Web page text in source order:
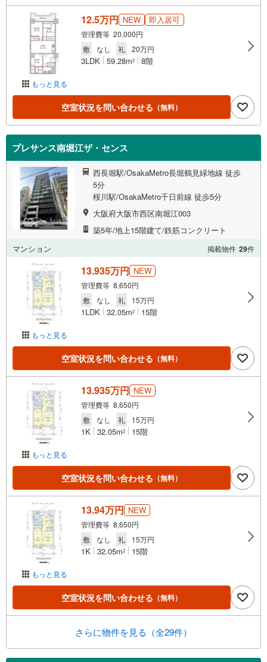
もっと見る
12.5万円 NEW 即入居可
管理費等 20,000円
敷
なし 礼 20万円
3LDK 59.28m2 8階
空室状況を問い合わせる （無料）
プレサンス南堀江ザ・センス
西長堀駅/OsakaMetro長堀鶴見緑地線 徒歩
5分
桜川駅/OsakaMetro千日前線 徒歩5分
大阪府大阪市西区南堀江003
築5年/地上15階建て/鉄筋コンクリート
マンション
掲載物件 29件
もっと見る
13.935万円 NEW
管理費等 8,650円
敷
なし 礼 15万円
1LDK 32.05m2 15階
空室状況を問い合わせる （無料）
もっと見る
13.935万円 NEW
管理費等 8,650円
敷
なし 礼 15万円
1K 32.05m2 15階
空室状況を問い合わせる （無料）
もっと見る
13.94万円 NEW
管理費等 8,650円
敷
なし 礼 15万円
1K 32.05m2 15階
空室状況を問い合わせる （無料）
さらに物件を見る（全29件）